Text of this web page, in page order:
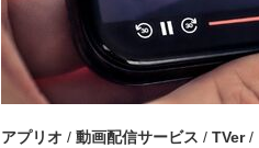
アプリオ 動画配信サービス TVer